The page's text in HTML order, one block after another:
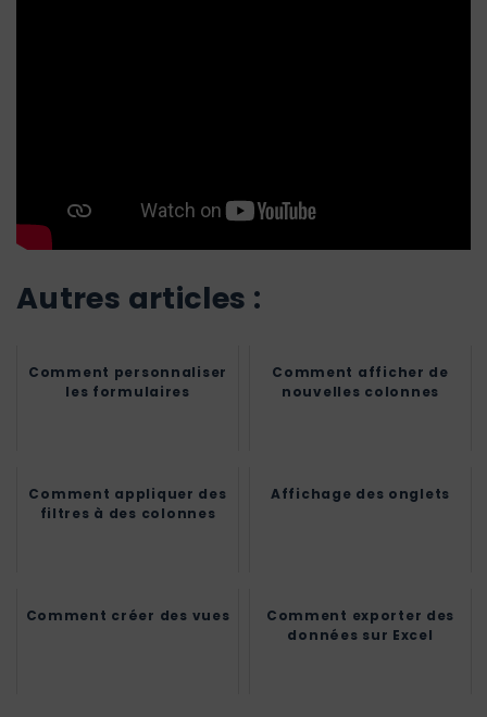
Autres articles :
Comment personnaliser
les formulaires
Comment afficher de
nouvelles colonnes
Comment appliquer des
filtres à des colonnes
Affichage des onglets
Comment créer des vues
Comment exporter des
données sur Excel